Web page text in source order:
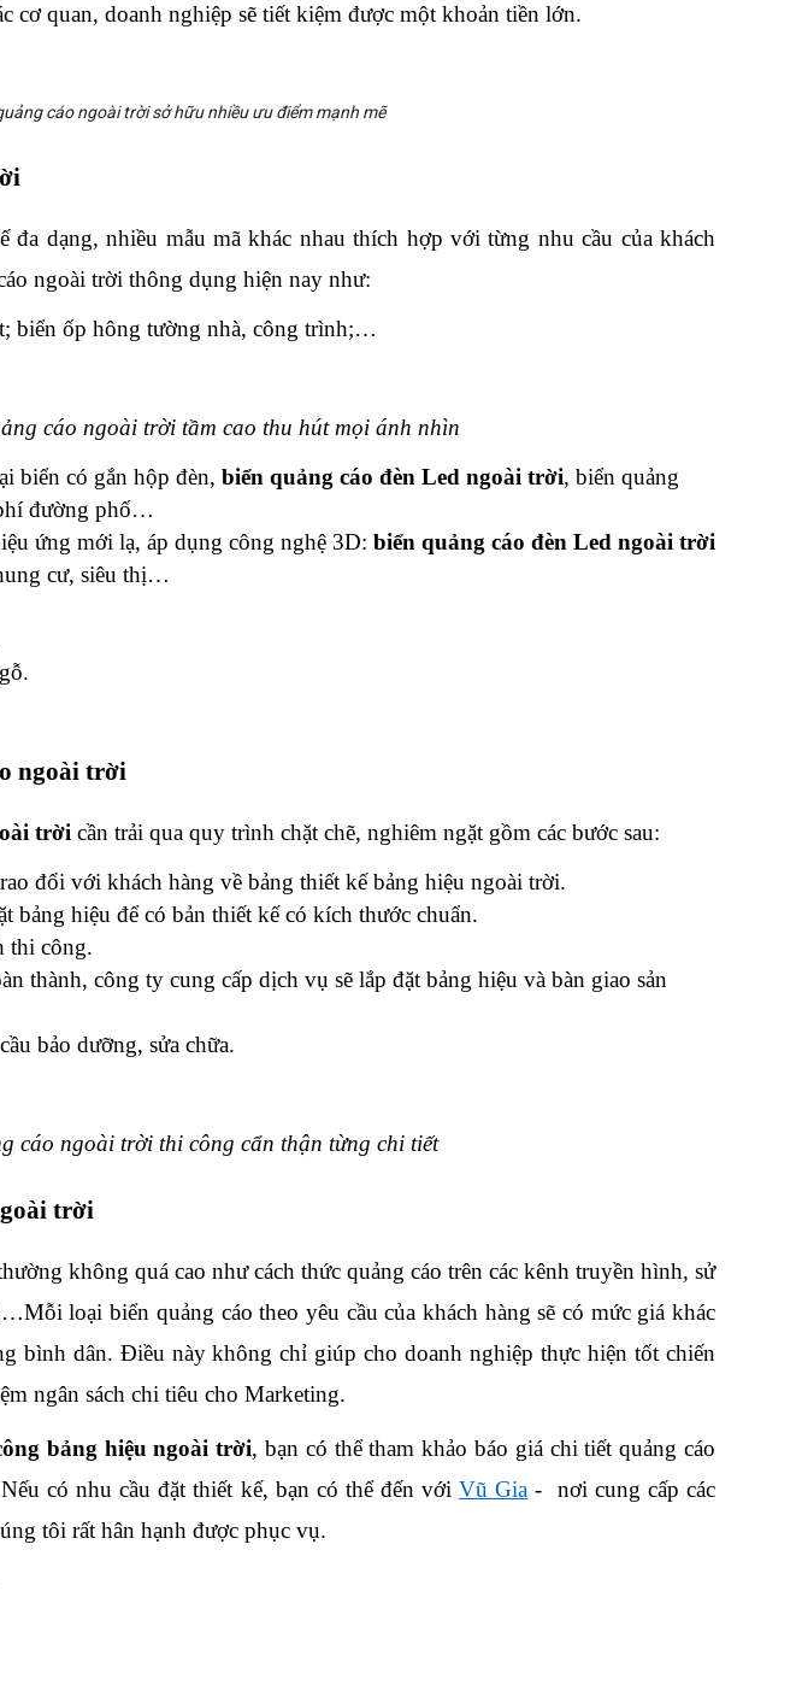
cơ quan, doanh nghiệp sẽ tiết kiệm được một khoản tiền lớn.
cáo ngoài trời sở hữu nhiều ưu điểm mạnh mẽ
đa dạng, nhiều mẫu mã khác nhau thích hợp với từng nhu cầu của khách
ngoài trời thông dụng hiện nay như:
biển ốp hông tường nhà, công trình;…
cáo ngoài trời tầm cao thu hút mọi ánh nhìn
biển có gắn hộp đèn, biển quảng cáo đèn Led ngoài trời, biển quảng
đường phố…
ứng mới lạ, áp dụng công nghệ 3D: biển quảng cáo đèn Led ngoài trời
cư, siêu thị…
ngoài trời
trời cần trải qua quy trình chặt chẽ, nghiêm ngặt gồm các bước sau:
đổi với khách hàng về bảng thiết kế bảng hiệu ngoài trời.
bảng hiệu để có bản thiết kế có kích thước chuẩn.
thi công.
thành, công ty cung cấp dịch vụ sẽ lắp đặt bảng hiệu và bàn giao sản
bảo dưỡng, sửa chữa.
cáo ngoài trời thi công cẩn thận từng chi tiết
trời
không quá cao như cách thức quảng cáo trên các kênh truyền hình, sử
loại biển quảng cáo theo yêu cầu của khách hàng sẽ có mức giá khác
bình dân. Điều này không chỉ giúp cho doanh nghiệp thực hiện tốt chiến
ngân sách chi tiêu cho Marketing.
bảng hiệu ngoài trời, bạn có thể tham khảo báo giá chi tiết quảng cáo
có nhu cầu đặt thiết kế, bạn có thể đến với Vũ Gia -  nơi cung cấp các
tôi rất hân hạnh được phục vụ.